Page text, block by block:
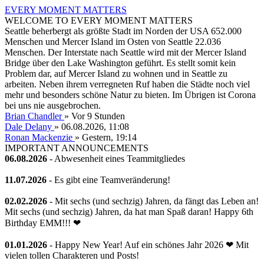
EVERY MOMENT MATTERS
WELCOME TO EVERY MOMENT MATTERS
Seattle beherbergt als größte Stadt im Norden der USA 652.000
Menschen und Mercer Island im Osten von Seattle 22.036
Menschen. Der Interstate nach Seattle wird mit der Mercer Island
Bridge über den Lake Washington geführt. Es stellt somit kein
Problem dar, auf Mercer Island zu wohnen und in Seattle zu
arbeiten. Neben ihrem verregneten Ruf haben die Städte noch viel
mehr und besonders schöne Natur zu bieten. Im Übrigen ist Corona
bei uns nie ausgebrochen.
Brian Chandler » Vor 9 Stunden
Dale Delany » 06.08.2026, 11:08
Ronan Mackenzie » Gestern, 19:14
IMPORTANT ANNOUNCEMENTS
06.08.2026 - Abwesenheit eines Teammitgliedes
11.07.2026 - Es gibt eine Teamveränderung!
02.02.2026 - Mit sechs (und sechzig) Jahren, da fängt das Leben an!
Mit sechs (und sechzig) Jahren, da hat man Spaß daran! Happy 6th
Birthday EMM!!! ❤
01.01.2026 - Happy New Year! Auf ein schönes Jahr 2026 ❤ Mit
vielen tollen Charakteren und Posts!